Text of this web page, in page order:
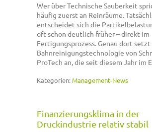
Wer über Technische Sauberkeit
häufig zuerst an Reinräume.
entscheidet sich die
oft schon deutlich früher – direkt im
Fertigungsprozess. Genau dort
Bahnreinigungstechnologie von
ProTech an, die seit diesem Jahr im
Kategorien: Management-News
Finanzierungsklima in der
Druckindustrie relativ stabil